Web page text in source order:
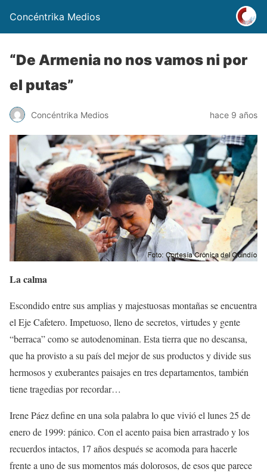
Concéntrika Medios
“De Armenia no nos vamos ni por
el putas”
Concéntrika Medios hace 9 años
La calma
Escondido entre sus amplias y majestuosas montañas se encuentra
el Eje Cafetero. Impetuoso, lleno de secretos, virtudes y gente
“berraca” como se autodenominan. Esta tierra que no descansa,
que ha provisto a su país del mejor de sus productos y divide sus
hermosos y exuberantes paisajes en tres departamentos, también
tiene tragedias por recordar…
Irene Páez define en una sola palabra lo que vivió el lunes 25 de
enero de 1999: pánico. Con el acento paisa bien arrastrado y los
recuerdos intactos, 17 años después se acomoda para hacerle
frente a uno de sus momentos más dolorosos, de esos que parece